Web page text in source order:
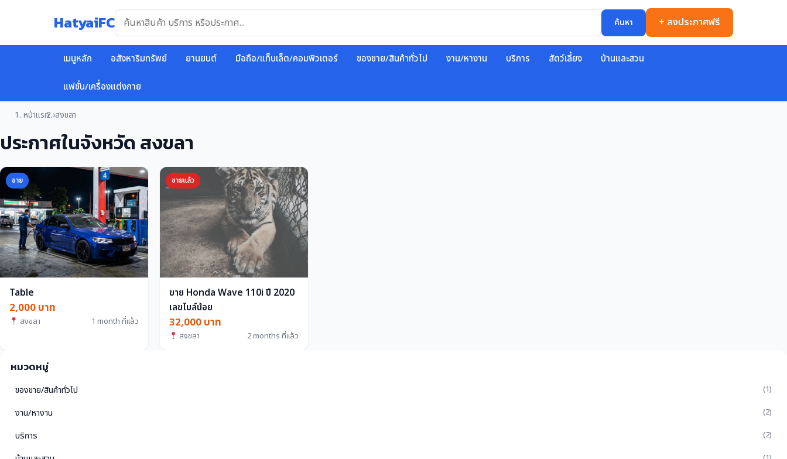
HatyaiFC ค้นหา + ลงประกาศฟรี
เมนูหลัก อสังหาริมทรัพย์ ยานยนต์ มือถือ/แท็บเล็ต/คอมพิวเตอร์ ของขาย/สินค้าทั่วไป งาน/หางาน บริการ สัตว์เลี้ยง บ้านและสวน
แฟชั่น/เครื่องแต่งกาย
หน้าแรก สงขลา
ประกาศในจังหวัด สงขลา
ขาย
Table
2,000 บาท
สงขลา 1 month ที่แล้ว
ขายแล้ว
ขาย Honda Wave 110i ปี 2020
เลขไมล์น้อย
32,000 บาท
สงขลา 2 months ที่แล้ว
หมวดหมู่
ของขาย/สินค้าทั่วไป (1)
งาน/หางาน (2)
บริการ (2)